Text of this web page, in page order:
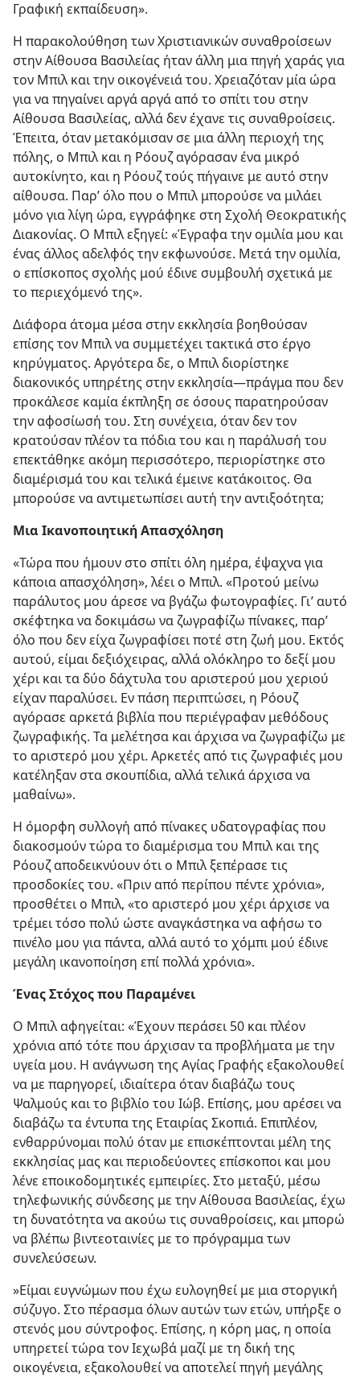
Γραφική εκπαίδευση».
Η παρακολούθηση των Χριστιανικών συναθροίσεων
στην Αίθουσα Βασιλείας ήταν άλλη μια πηγή χαράς για
τον Μπιλ και την οικογένειά του. Χρειαζόταν μία ώρα
για να πηγαίνει αργά αργά από το σπίτι του στην
Αίθουσα Βασιλείας, αλλά δεν έχανε τις συναθροίσεις.
Έπειτα, όταν μετακόμισαν σε μια άλλη περιοχή της
πόλης, ο Μπιλ και η Ρόουζ αγόρασαν ένα μικρό
αυτοκίνητο, και η Ρόουζ τούς πήγαινε με αυτό στην
αίθουσα. Παρ’ όλο που ο Μπιλ μπορούσε να μιλάει
μόνο για λίγη ώρα, εγγράφηκε στη Σχολή Θεοκρατικής
Διακονίας. Ο Μπιλ εξηγεί: «Έγραφα την ομιλία μου και
ένας άλλος αδελφός την εκφωνούσε. Μετά την ομιλία,
ο επίσκοπος σχολής μού έδινε συμβουλή σχετικά με
το περιεχόμενό της».
Διάφορα άτομα μέσα στην εκκλησία βοηθούσαν
επίσης τον Μπιλ να συμμετέχει τακτικά στο έργο
κηρύγματος. Αργότερα δε, ο Μπιλ διορίστηκε
διακονικός υπηρέτης στην εκκλησία​—πράγμα που δεν
προκάλεσε καμία έκπληξη σε όσους παρατηρούσαν
την αφοσίωσή του. Στη συνέχεια, όταν δεν τον
κρατούσαν πλέον τα πόδια του και η παράλυσή του
επεκτάθηκε ακόμη περισσότερο, περιορίστηκε στο
διαμέρισμά του και τελικά έμεινε κατάκοιτος. Θα
μπορούσε να αντιμετωπίσει αυτή την αντιξοότητα;
Μια Ικανοποιητική Απασχόληση
«Τώρα που ήμουν στο σπίτι όλη ημέρα, έψαχνα για
κάποια απασχόληση», λέει ο Μπιλ. «Προτού μείνω
παράλυτος μου άρεσε να βγάζω φωτογραφίες. Γι’ αυτό
σκέφτηκα να δοκιμάσω να ζωγραφίζω πίνακες, παρ’
όλο που δεν είχα ζωγραφίσει ποτέ στη ζωή μου. Εκτός
αυτού, είμαι δεξιόχειρας, αλλά ολόκληρο το δεξί μου
χέρι και τα δύο δάχτυλα του αριστερού μου χεριού
είχαν παραλύσει. Εν πάση περιπτώσει, η Ρόουζ
αγόρασε αρκετά βιβλία που περιέγραφαν μεθόδους
ζωγραφικής. Τα μελέτησα και άρχισα να ζωγραφίζω με
το αριστερό μου χέρι. Αρκετές από τις ζωγραφιές μου
κατέληξαν στα σκουπίδια, αλλά τελικά άρχισα να
μαθαίνω».
Η όμορφη συλλογή από πίνακες υδατογραφίας που
διακοσμούν τώρα το διαμέρισμα του Μπιλ και της
Ρόουζ αποδεικνύουν ότι ο Μπιλ ξεπέρασε τις
προσδοκίες του. «Πριν από περίπου πέντε χρόνια»,
προσθέτει ο Μπιλ, «το αριστερό μου χέρι άρχισε να
τρέμει τόσο πολύ ώστε αναγκάστηκα να αφήσω το
πινέλο μου για πάντα, αλλά αυτό το χόμπι μού έδινε
μεγάλη ικανοποίηση επί πολλά χρόνια».
Ένας Στόχος που Παραμένει
Ο Μπιλ αφηγείται: «Έχουν περάσει 50 και πλέον
χρόνια από τότε που άρχισαν τα προβλήματα με την
υγεία μου. Η ανάγνωση της Αγίας Γραφής εξακολουθεί
να με παρηγορεί, ιδιαίτερα όταν διαβάζω τους
Ψαλμούς και το βιβλίο του Ιώβ. Επίσης, μου αρέσει να
διαβάζω τα έντυπα της Εταιρίας Σκοπιά. Επιπλέον,
ενθαρρύνομαι πολύ όταν με επισκέπτονται μέλη της
εκκλησίας μας και περιοδεύοντες επίσκοποι και μου
λένε εποικοδομητικές εμπειρίες. Στο μεταξύ, μέσω
τηλεφωνικής σύνδεσης με την Αίθουσα Βασιλείας, έχω
τη δυνατότητα να ακούω τις συναθροίσεις, και μπορώ
να βλέπω βιντεοταινίες με το πρόγραμμα των
συνελεύσεων.
»Είμαι ευγνώμων που έχω ευλογηθεί με μια στοργική
σύζυγο. Στο πέρασμα όλων αυτών των ετών, υπήρξε ο
στενός μου σύντροφος. Επίσης, η κόρη μας, η οποία
υπηρετεί τώρα τον Ιεχωβά μαζί με τη δική της
οικογένεια, εξακολουθεί να αποτελεί πηγή μεγάλης